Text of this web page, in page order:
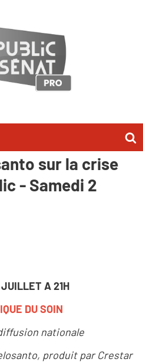
un film de
sur la crise
- Samedi 2
A 21H
DU SOIN
nationale
produit par Crestar